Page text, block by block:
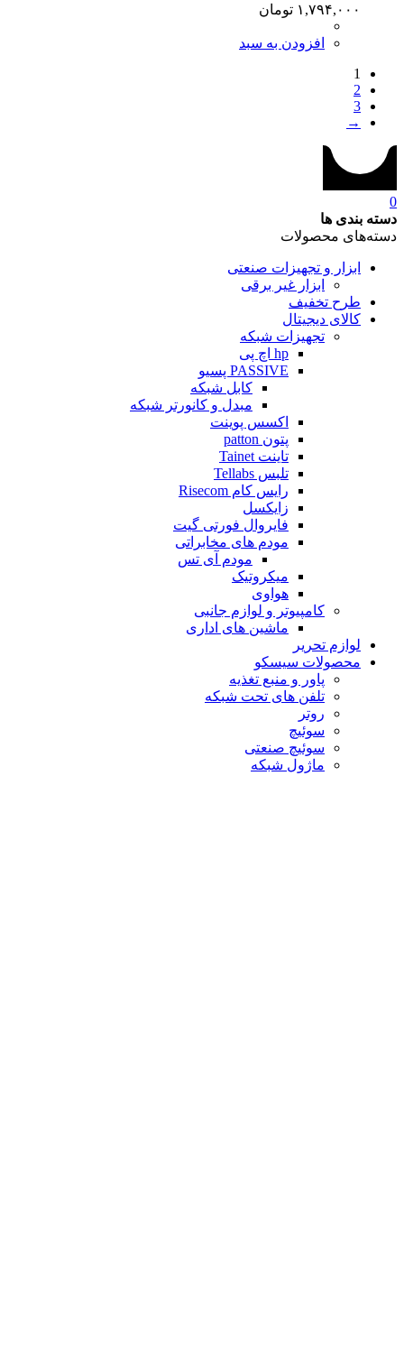
۱,۷۹۴,۰۰۰ تومان
افزودن به سبد
1
2
3
→
0
دسته بندی ها
دسته‌های محصولات
ابزار و تجهیزات صنعتی
ابزار غیر برقی
طرح تخفیف
کالای دیجیتال
تجهیزات شبکه
hp اچ پی
PASSIVE پسیو
کابل شبکه
مبدل و کانورتر شبکه
اکسس پوینت
پتون patton
تاینت Tainet
تلبس Tellabs
رایس کام Risecom
زایکسل
فایروال فورتی گیت
مودم های مخابراتی
مودم آی تس
میکروتیک
هواوی
کامپیوتر و لوازم جانبی
ماشین های اداری
لوازم تحریر
محصولات سیسکو
پاور و منبع تغذیه
تلفن های تحت شبکه
روتر
سوئیچ
سوئیچ صنعتی
ماژول شبکه